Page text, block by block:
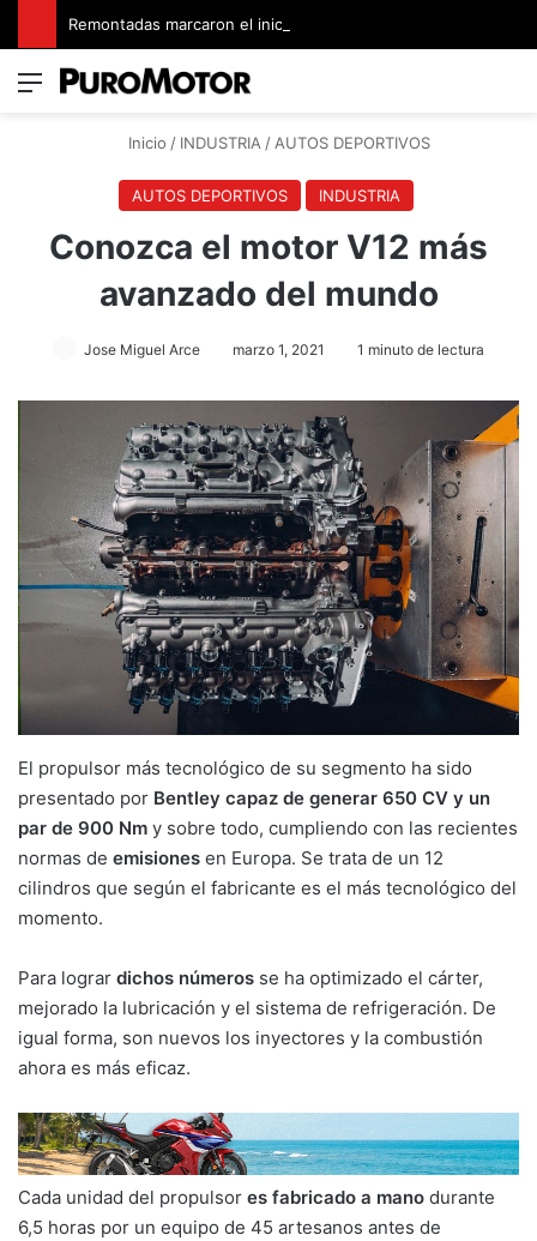
Menú
Inicio / INDUSTRIA / AUTOS DEPORTIVOS
AUTOS DEPORTIVOS INDUSTRIA
Conozca el motor V12 más
avanzado del mundo
Jose Miguel Arce marzo 1, 2021 1 minuto de lectura
El propulsor más tecnológico de su segmento ha sido
presentado por Bentley capaz de generar 650 CV y un
par de 900 Nm y sobre todo, cumpliendo con las recientes
normas de emisiones en Europa. Se trata de un 12
cilindros que según el fabricante es el más tecnológico del
momento.
Para lograr dichos números se ha optimizado el cárter,
mejorado la lubricación y el sistema de refrigeración. De
igual forma, son nuevos los inyectores y la combustión
ahora es más eficaz.
Cada unidad del propulsor es fabricado a mano durante
6,5 horas por un equipo de 45 artesanos antes de